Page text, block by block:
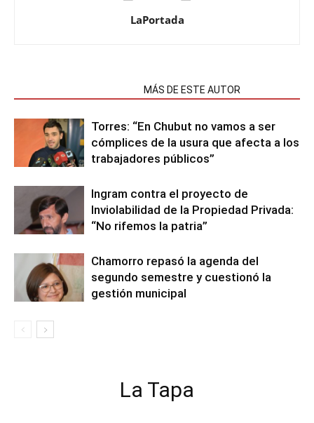
LaPortada
MÁS DE ESTE AUTOR
Torres: “En Chubut no vamos a ser
cómplices de la usura que afecta a los
trabajadores públicos”
Ingram contra el proyecto de
Inviolabilidad de la Propiedad Privada:
“No rifemos la patria”
Chamorro repasó la agenda del
segundo semestre y cuestionó la
gestión municipal
La Tapa